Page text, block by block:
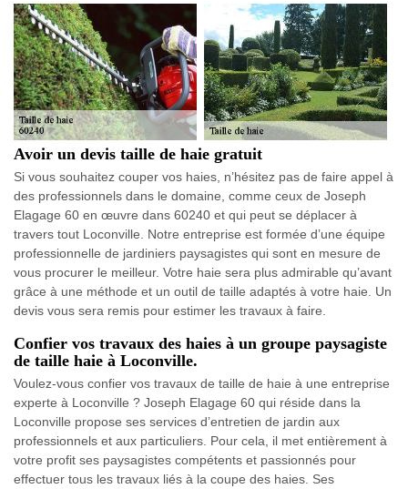
Avoir un devis taille de haie gratuit
Si vous souhaitez couper vos haies, n’hésitez pas de faire appel à
des professionnels dans le domaine, comme ceux de Joseph
Elagage 60 en œuvre dans 60240 et qui peut se déplacer à
travers tout Loconville. Notre entreprise est formée d’une équipe
professionnelle de jardiniers paysagistes qui sont en mesure de
vous procurer le meilleur. Votre haie sera plus admirable qu’avant
grâce à une méthode et un outil de taille adaptés à votre haie. Un
devis vous sera remis pour estimer les travaux à faire.
Confier vos travaux des haies à un groupe paysagiste
de taille haie à Loconville.
Voulez-vous confier vos travaux de taille de haie à une entreprise
experte à Loconville ? Joseph Elagage 60 qui réside dans la
Loconville propose ses services d’entretien de jardin aux
professionnels et aux particuliers. Pour cela, il met entièrement à
votre profit ses paysagistes compétents et passionnés pour
effectuer tous les travaux liés à la coupe des haies. Ses